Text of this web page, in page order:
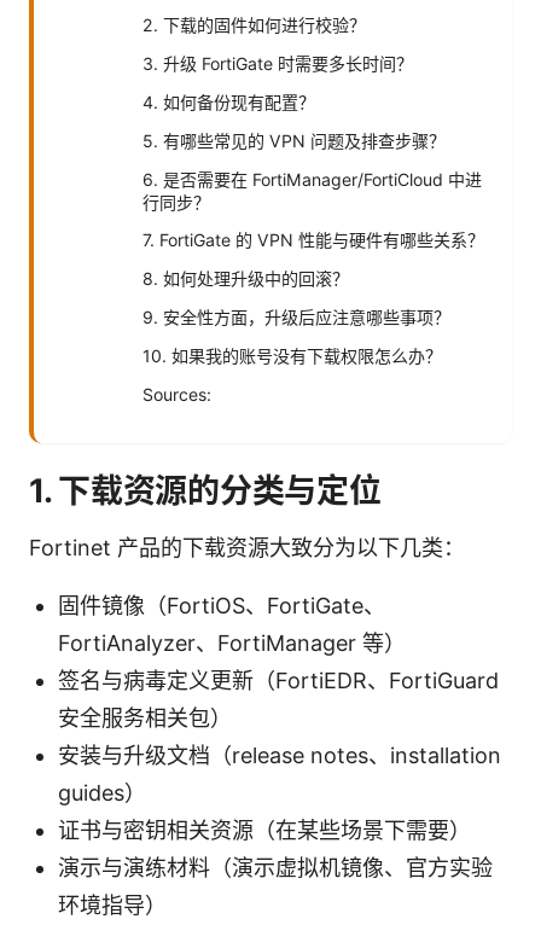
2. 下载的固件如何进行校验？
3. 升级 FortiGate 时需要多长时间？
4. 如何备份现有配置？
5. 有哪些常见的 VPN 问题及排查步骤？
6. 是否需要在 FortiManager/FortiCloud 中进
行同步？
7. FortiGate 的 VPN 性能与硬件有哪些关系？
8. 如何处理升级中的回滚？
9. 安全性方面，升级后应注意哪些事项？
10. 如果我的账号没有下载权限怎么办？
Sources:
1. 下载资源的分类与定位
Fortinet 产品的下载资源大致分为以下几类：
固件镜像（FortiOS、FortiGate、
FortiAnalyzer、FortiManager 等）
签名与病毒定义更新（FortiEDR、FortiGuard
安全服务相关包）
安装与升级文档（release notes、installation
guides）
证书与密钥相关资源（在某些场景下需要）
演示与演练材料（演示虚拟机镜像、官方实验
环境指导）